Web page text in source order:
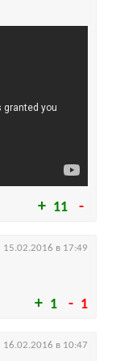
11
1 1
15.02.2016 в 17:49
16.02.2016 в 10:47